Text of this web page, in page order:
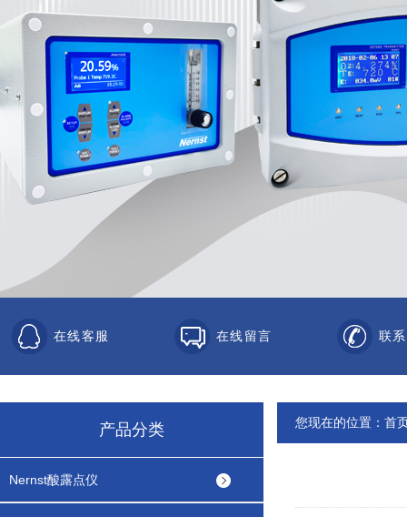
在线客服 在线留言 联
产品分类
Nernst酸露点仪
您现在的位置： 首